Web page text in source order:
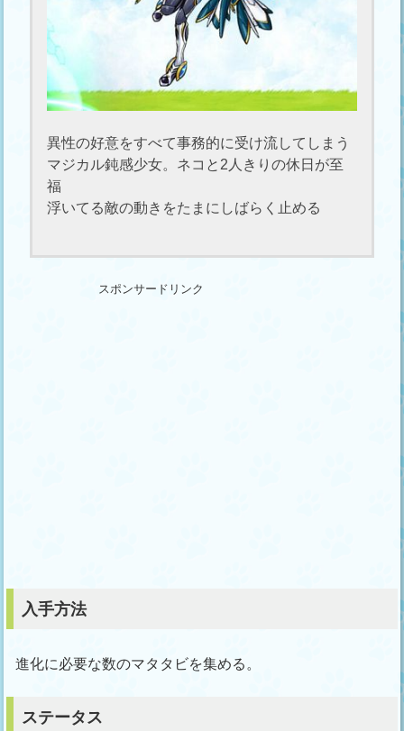
異性の好意をすべて事務的に受け流してしまう
マジカル鈍感少女。ネコと2人きりの休日が至
福
浮いてる敵の動きをたまにしばらく止める
スポンサードリンク
入手方法
進化に必要な数のマタタビを集める。
ステータス